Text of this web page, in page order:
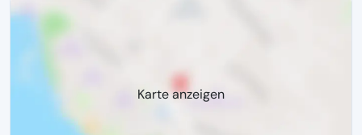
Karte anzeigen